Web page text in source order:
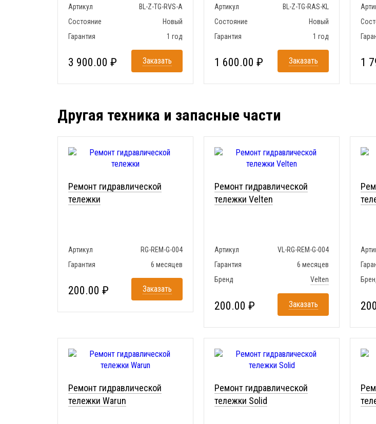
Артикул
BL-Z-TG-RVS-A
Состояние
Новый
Гарантия
1 год
3 900.00 ₽ Заказать
Артикул
BL-Z-TG-RAS-KL
Состояние
Новый
Гарантия
1 год
1 600.00 ₽ Заказать 1
Другая техника и запасные части
Ремонт гидравлической
тележки
Артикул
RG-REM-G-004
Гарантия
6 месяцев
200.00 ₽ Заказать
Ремонт гидравлической
тележки Velten
Артикул
VL-RG-REM-G-004
Гарантия
6 месяцев
Бренд
Velten
200.00 ₽ Заказать
Ремонт гидравлической
тележки Warun
Ремонт гидравлической
тележки Solid